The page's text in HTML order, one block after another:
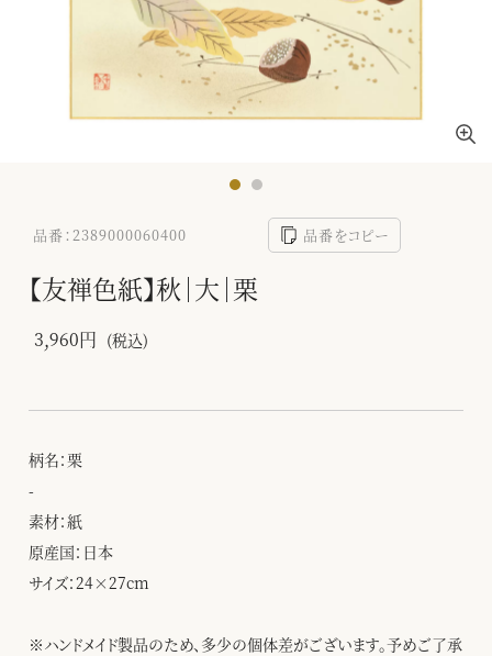
品番：2389000060400 品番をコピー
【友禅色紙】秋｜大｜栗
3,960円 (税込)
柄名：栗
-
素材：紙
原産国：日本
サイズ：24×27cm
※ハンドメイド製品のため、多少の個体差がございます。予めご了承